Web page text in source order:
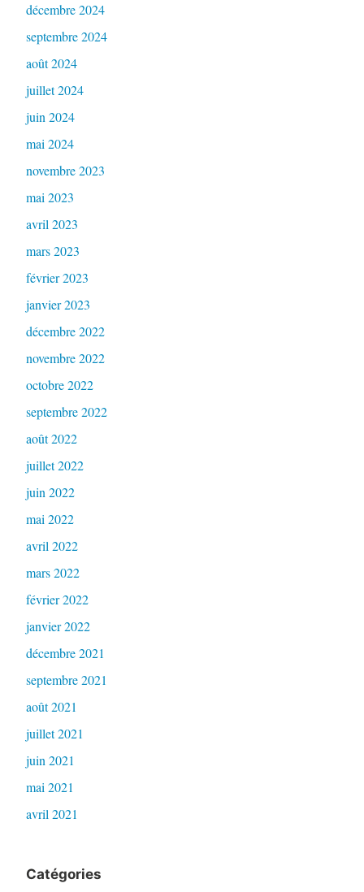
décembre 2024
septembre 2024
août 2024
juillet 2024
juin 2024
mai 2024
novembre 2023
mai 2023
avril 2023
mars 2023
février 2023
janvier 2023
décembre 2022
novembre 2022
octobre 2022
septembre 2022
août 2022
juillet 2022
juin 2022
mai 2022
avril 2022
mars 2022
février 2022
janvier 2022
décembre 2021
septembre 2021
août 2021
juillet 2021
juin 2021
mai 2021
avril 2021
Catégories